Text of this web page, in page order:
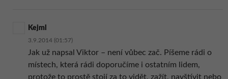
Kejml
3.9.2014 (01:57)
Jak už napsal Viktor – není vůbec zač. Píšeme rádi o
místech, která rádi doporučíme i ostatním lidem,
protože to prostě stojí za to vidět, zažít, navštívit nebo